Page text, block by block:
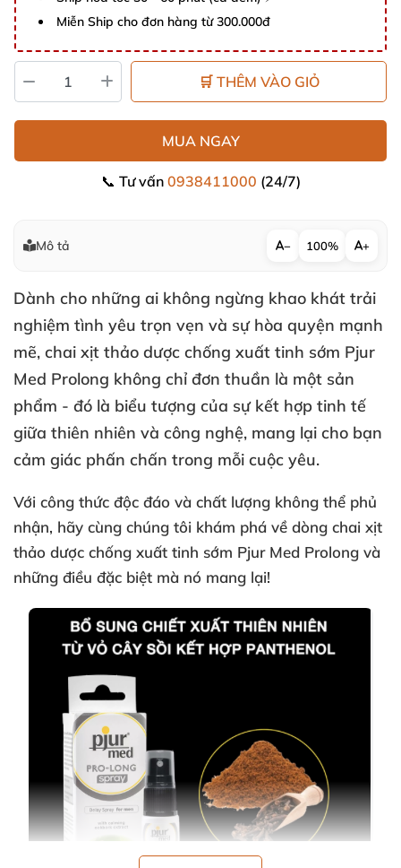
Miễn Ship cho đơn hàng từ 300.000đ
🛒 THÊM VÀO GIỎ
MUA NGAY
📞 Tư vấn 0938411000 (24/7)
Mô tả − 100% +
Dành cho những ai không ngừng khao khát trải
nghiệm tình yêu trọn vẹn và sự hòa quyện mạnh
mẽ, chai xịt thảo dược chống xuất tinh sớm Pjur
Med Prolong không chỉ đơn thuần là một sản
phẩm - đó là biểu tượng của sự kết hợp tinh tế
giữa thiên nhiên và công nghệ, mang lại cho bạn
cảm giác phấn chấn trong mỗi cuộc yêu.
Với công thức độc đáo và chất lượng không thể phủ
nhận, hãy cùng chúng tôi khám phá về dòng chai xịt
thảo dược chống xuất tinh sớm Pjur Med Prolong và
những điều đặc biệt mà nó mang lại!